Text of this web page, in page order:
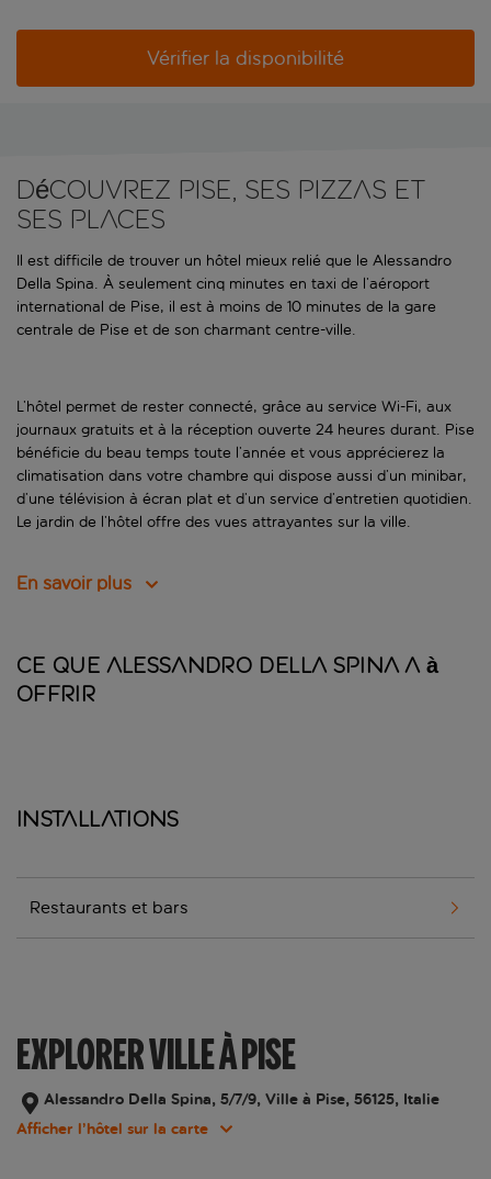
Vérifier la disponibilité
Découvrez Pise, ses pizzas et
ses places
Il est difficile de trouver un hôtel mieux relié que le Alessandro
Della Spina. À seulement cinq minutes en taxi de l’aéroport
international de Pise, il est à moins de 10 minutes de la gare
centrale de Pise et de son charmant centre-ville.
L’hôtel permet de rester connecté, grâce au service Wi-Fi, aux
journaux gratuits et à la réception ouverte 24 heures durant. Pise
bénéficie du beau temps toute l’année et vous apprécierez la
climatisation dans votre chambre qui dispose aussi d’un minibar,
d’une télévision à écran plat et d’un service d’entretien quotidien.
Le jardin de l’hôtel offre des vues attrayantes sur la ville.
En savoir plus
Ce que Alessandro Della Spina a à
offrir
Installations
Restaurants et bars
EXPLORER VILLE À PISE
Alessandro Della Spina, 5/7/9, Ville à Pise, 56125, Italie
Afficher l’hôtel sur la carte